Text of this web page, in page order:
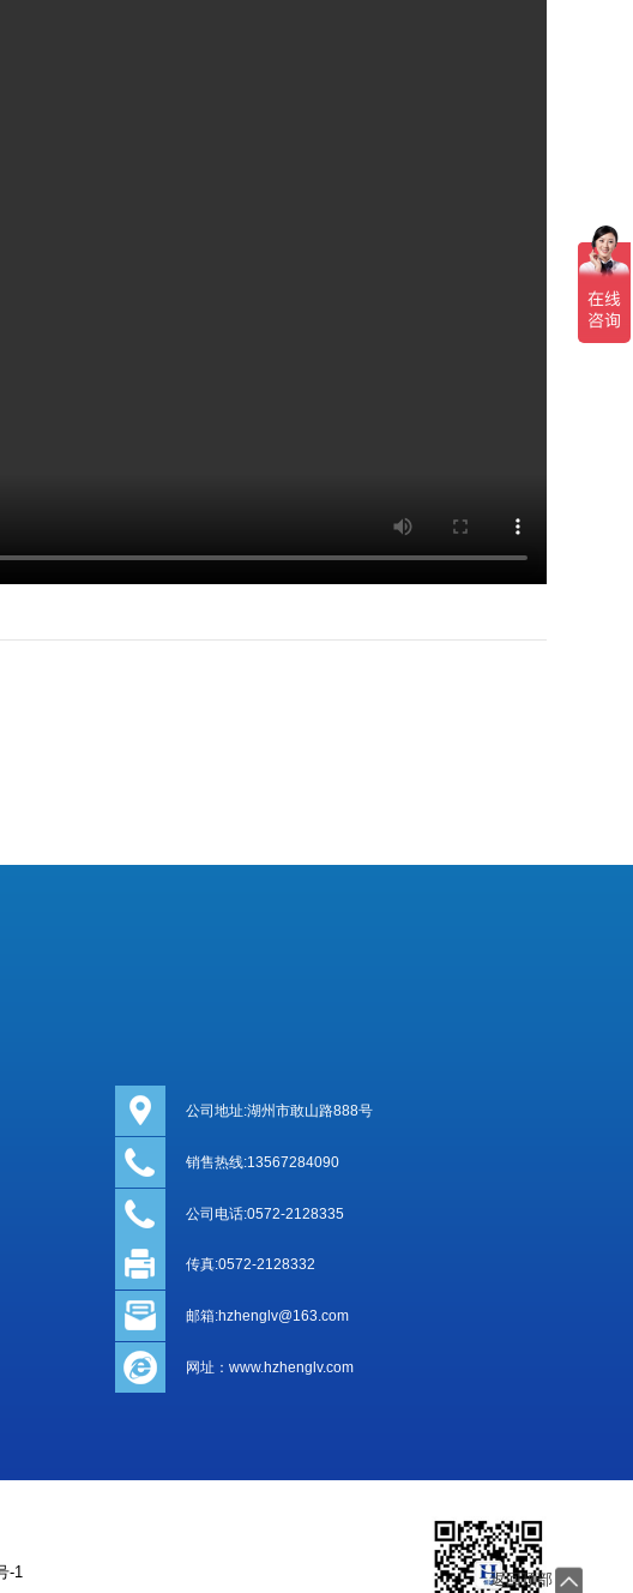
公司地址:湖州市敢山路888号
销售热线:13567284090
公司电话:0572-2128335
传真:0572-2128332
邮箱:hzhenglv@163.com
网址：www.hzhenglv.com
-1 返回顶部